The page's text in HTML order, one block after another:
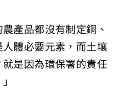
產品都沒有制定銅、
體必要元素，而土壤
是因為環保署的責任